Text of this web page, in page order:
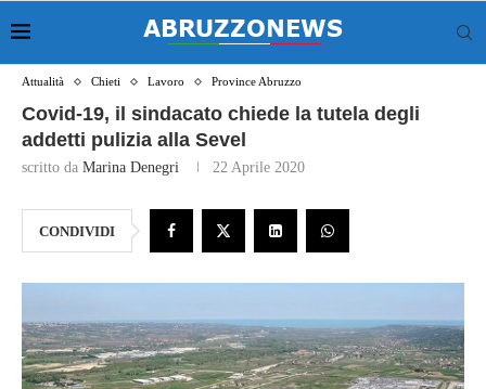
Attualità Chieti Lavoro Province Abruzzo
Covid-19, il sindacato chiede la tutela degli
addetti pulizia alla Sevel
scritto da Marina Denegri 22 Aprile 2020
CONDIVIDI